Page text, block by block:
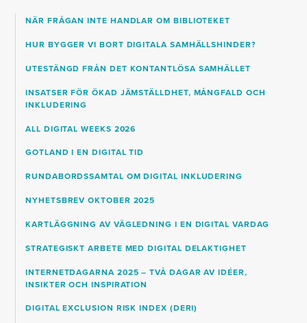
NÄR FRÅGAN INTE HANDLAR OM BIBLIOTEKET
HUR BYGGER VI BORT DIGITALA SAMHÄLLSHINDER?
UTESTÄNGD FRÅN DET KONTANTLÖSA SAMHÄLLET
INSATSER FÖR ÖKAD JÄMSTÄLLDHET, MÅNGFALD OCH
INKLUDERING
ALL DIGITAL WEEKS 2026
GOTLAND I EN DIGITAL TID
RUNDABORDSSAMTAL OM DIGITAL INKLUDERING
NYHETSBREV OKTOBER 2025
KARTLÄGGNING AV VÄGLEDNING I EN DIGITAL VARDAG
STRATEGISKT ARBETE MED DIGITAL DELAKTIGHET
INTERNETDAGARNA 2025 – TVÅ DAGAR AV IDÉER,
INSIKTER OCH INSPIRATION
DIGITAL EXCLUSION RISK INDEX (DERI)